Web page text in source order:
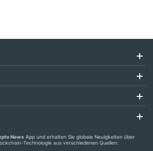
News App und erhalten Sie globale Neuigkeiten über
Technologie aus verschiedenen Quellen: